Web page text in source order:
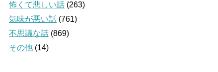
怖くて悲しい話 (263)
気味が悪い話 (761)
不思議な話 (869)
その他 (14)